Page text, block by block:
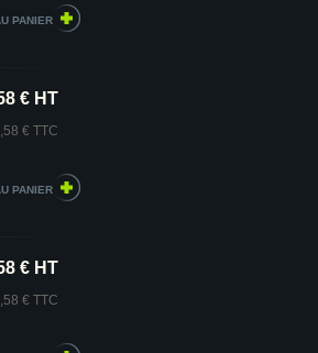
€ HT
€ TTC
€ HT
€ TTC